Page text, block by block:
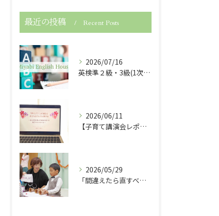
最近の投稿 Recent Posts
2026/07/16
英検準２級・3級(1次試験)・５級に合格しました！
2026/06/11
【子育て講演会レポート】「早くして！」が減ると子どもは伸びる！
2026/05/29
「間違えたら直すべき？」子どもの英語力を伸ばす関わり方